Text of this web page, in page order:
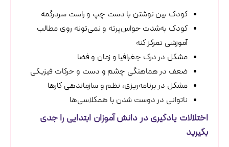
کودک بین نوشتن با دست چپ و راست سردرگمه
کودک به‌شدت حواس‌پرته و نمی‌تونه روی مطالب
آموزشی تمرکز کنه
مشکل در درک جغرافیا و زمان و فضا
ضعف در هماهنگی چشم و دست و حرکات فیزیکی
مشکل در برنامه‌ریزی، نظم و سازماندهی کارها
ناتوانی در دوست شدن با همکلاسی‌ها
اختلالات یادگیری در دانش آموزان ابتدایی را جدی
بگیرید